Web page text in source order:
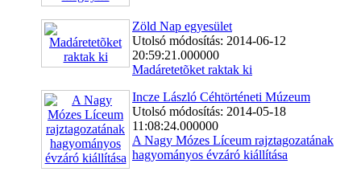
Zöld Nap egyesület
Utolsó módosítás: 2014-06-12
20:59:21.000000
Madáretetõket raktak ki
Incze László Céhtörténeti Múzeum
Utolsó módosítás: 2014-05-18
11:08:24.000000
A Nagy Mózes Líceum rajztagozatának
hagyományos évzáró kiállítása